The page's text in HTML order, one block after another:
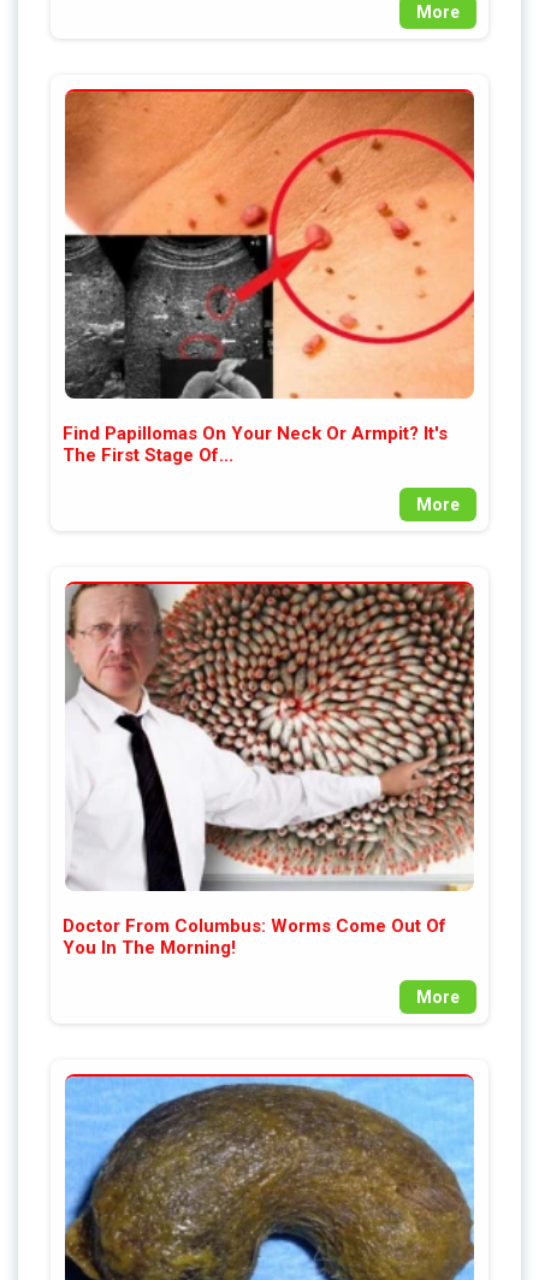
More
Find Papillomas On Your Neck Or Armpit? It's
The First Stage Of...
More
Doctor From Columbus: Worms Come Out Of
You In The Morning!
More